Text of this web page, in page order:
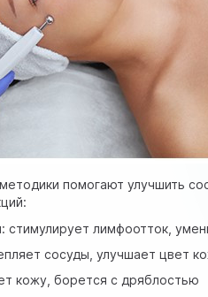
помогают улучшить
стимулирует лимфоотток,
сосуды, улучшает цвет
кожу, борется с дряблостью